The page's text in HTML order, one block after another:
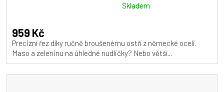
produktu
je
5,0
Skladem
959 Kč
Precizní řez díky ručně broušenému ostří z německé oceli.
Maso a zeleninu na úhledné nudličky? Nebo větší...